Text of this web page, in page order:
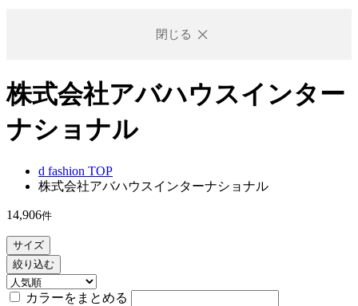
閉じる
株式会社アバハウスインター
ナショナル
d fashion TOP
株式会社アバハウスインターナショナル
14,906件
サイズ
絞り込む
カラーをまとめる